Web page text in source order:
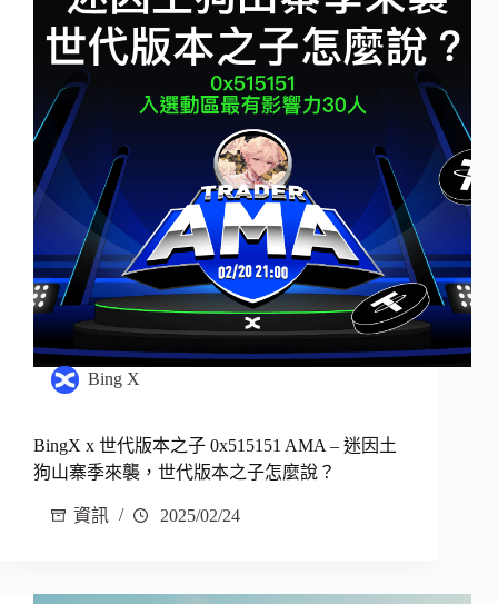
Bing X
BingX x 世代版本之子 0x515151 AMA – 迷因土
狗山寨季來襲，世代版本之子怎麼說？
資訊 2025/02/24